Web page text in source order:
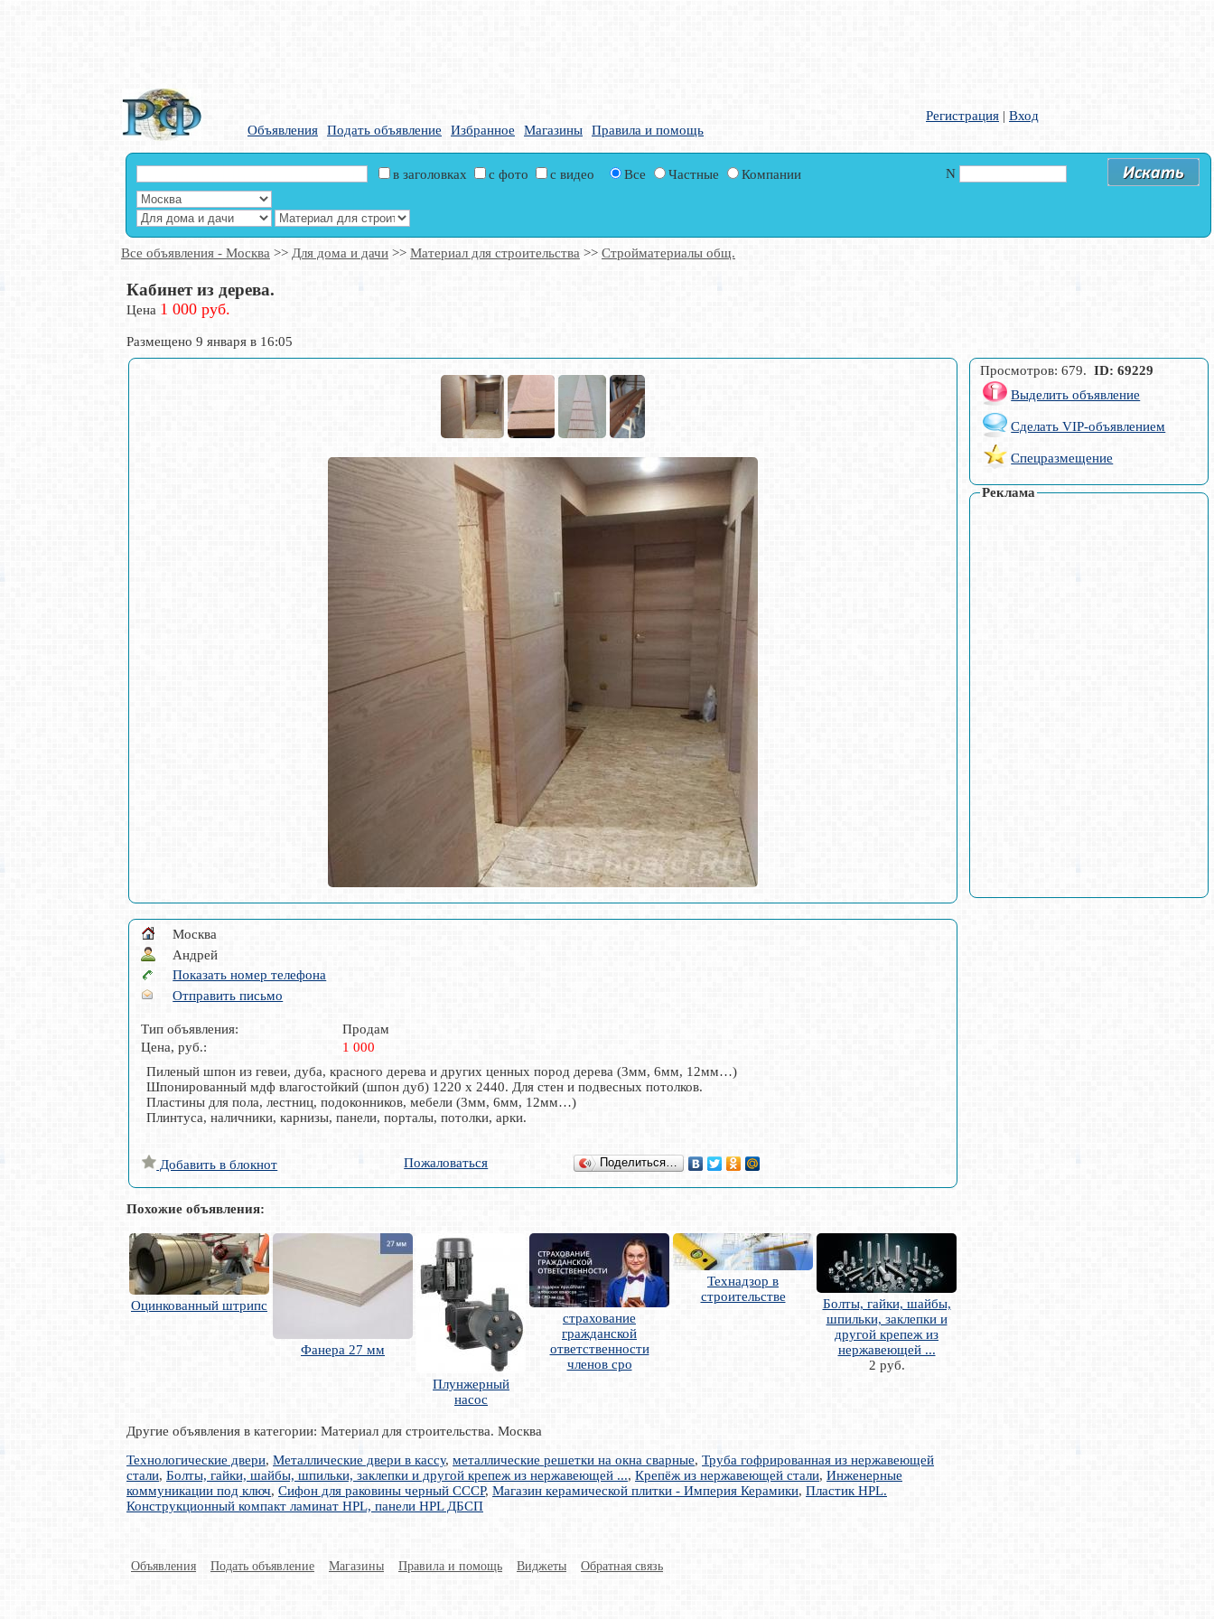
Объявления Подать объявление Избранное Магазины Правила и помощь
Регистрация | Вход
в заголовках с фото Все Частные Компании N
Все объявления - Москва >> Для дома и дачи >> Материал для строительства >> Стройматериалы общ.
Кабинет из дерева.
Цена 1 000 руб.
Размещено 9 января в 16:05
Москва
Андрей
Показать номер телефона
Отправить письмо
Тип объявления:
Продам
Цена, руб.:
1 000
Пиленый шпон из гевеи, дуба, красного дерева и других ценных пород дерева (3мм, 6мм, 12мм…)
Шпонированный мдф влагостойкий (шпон дуб) 1220 х 2440. Для стен и подвесных потолков.
Пластины для пола, лестниц, подоконников, мебели (3мм, 6мм, 12мм…)
Плинтуса, наличники, карнизы, панели, порталы, потолки, арки.
Добавить в блокнот Пожаловаться Поделиться…
Похожие объявления:
Оцинкованный штрипс
Фанера 27 мм
Плунжерный
насос
страхование
гражданской
ответственности
членов сро
Технадзор в
строительстве
Болты, гайки, шайбы,
шпильки, заклепки и
другой крепеж из
нержавеющей ...
2 руб.
Другие объявления в категории: Материал для строительства. Москва
Технологические двери, Металлические двери в кассу, металлические решетки на окна сварные, Труба гофрированная из нержавеющей
стали, Болты, гайки, шайбы, шпильки, заклепки и другой крепеж из нержавеющей ..., Крепёж из нержавеющей стали, Инженерные
коммуникации под ключ, Сифон для раковины черный СССР, Магазин керамической плитки - Империя Керамики, Пластик HPL.
Конструкционный компакт ламинат HPL, панели HPL ДБСП
Просмотров: 679.ID: 69229
Выделить объявление
Сделать VIP-объявлением
Спецразмещение
Реклама
Объявления Подать объявление Магазины Правила и помощь Виджеты Обратная связь